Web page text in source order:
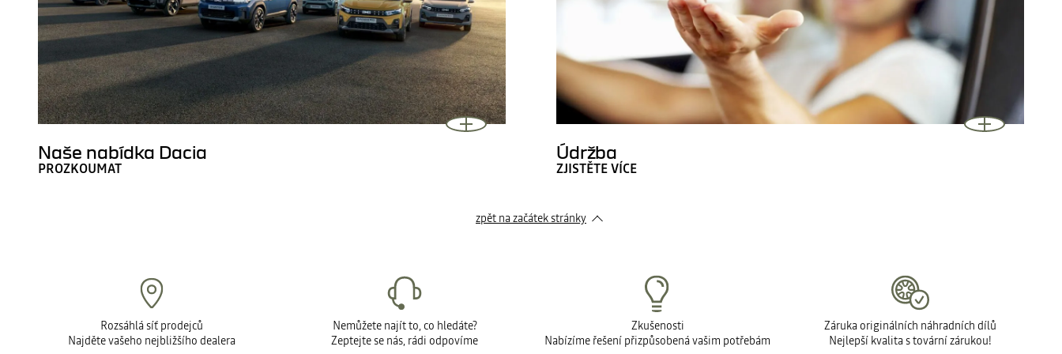
Naše nabídka Dacia
PROZKOUMAT
Údržba
ZJISTĚTE VÍCE
zpět na začátek stránky
Rozsáhlá síť prodejců
Najděte vašeho nejbližšího dealera
Nemůžete najít to, co hledáte?
Zeptejte se nás, rádi odpovíme
Zkušenosti
Nabízíme řešení přizpůsobená vašim potřebám
Záruka originálních náhradních dílů
Nejlepší kvalita s tovární zárukou!